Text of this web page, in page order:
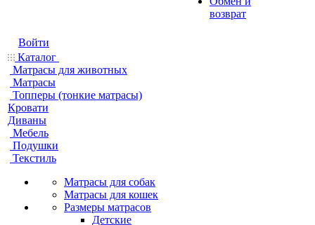
возврат
Войти
Каталог
Матрасы для животных
Матрасы
Топперы (тонкие матрасы)
Кровати
Диваны
Мебель
Подушки
Текстиль
Матрасы для собак
Матрасы для кошек
Размеры матрасов
Детские